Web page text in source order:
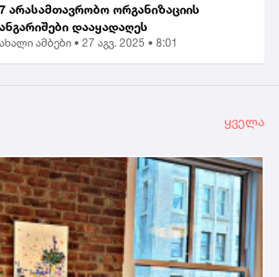
7 არასამთავრობო ორგანიზაციის
ანგარიშები დააყადაღეს
ახალი ამბები • 27 აგვ. 2025 • 8:01
ყველა